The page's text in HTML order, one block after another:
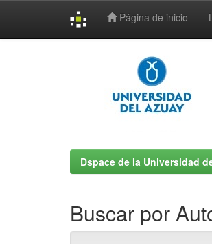
Página de inicio
Dspace de la Universidad
Buscar por